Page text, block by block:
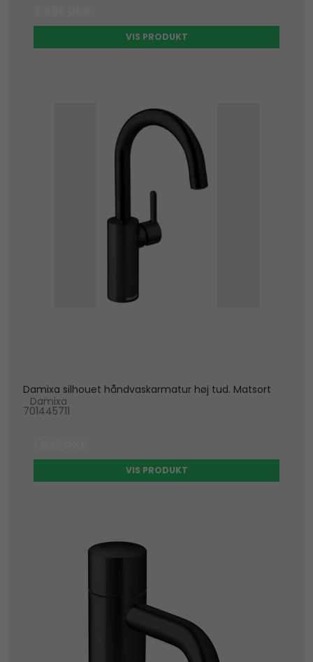
VIS PRODUKT
Damixa silhouet håndvaskarmatur høj tud. Matsort
Damixa
701445711
VIS PRODUKT